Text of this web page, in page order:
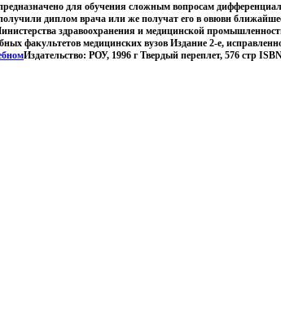
для обучения сложным вопросам
диплом врача или же получат его в овювн
здравоохранения и медицинской
факультетов медицинских вузов Издание 2-е,
Издательство: РОУ, 1996 г Твердый переплет, 576 стр